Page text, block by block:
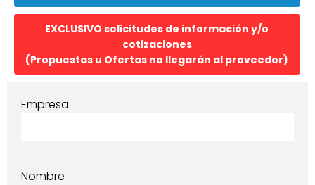
EXCLUSIVO solicitudes de información y/o
cotizaciones
(Propuestas u Ofertas no llegarán al proveedor)
Empresa
Nombre